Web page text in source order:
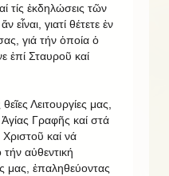
τίς ἐκδηλώσεις τῶν
εἶναι, γιατί θέτετε ἐν
γιά τήν ὁποία ὁ
ἐπί Σταυροῦ καί
Λειτουργίες μας,
Γραφῆς καί στά
καί νά
αὐθεντική
μας, ἐπαληθεύοντας